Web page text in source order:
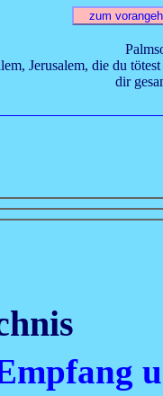
Jerusalem, die du
dir